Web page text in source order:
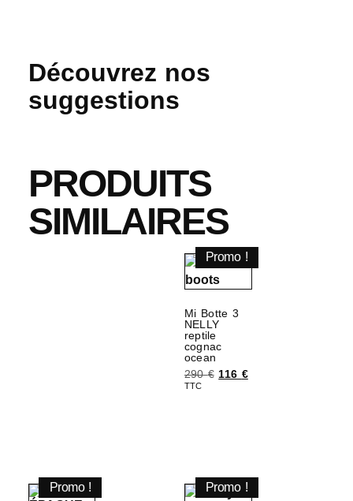
Découvrez nos
suggestions
PRODUITS
SIMILAIRES
Promo !
Mi Botte 3
NELLY
reptile
cognac
ocean
290€ 116 €
TTC
Promo ! Promo !